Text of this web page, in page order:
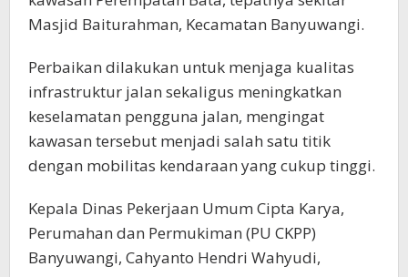
Masjid Baiturahman, Kecamatan Banyuwangi.
Perbaikan dilakukan untuk menjaga kualitas
infrastruktur jalan sekaligus meningkatkan
keselamatan pengguna jalan, mengingat
kawasan tersebut menjadi salah satu titik
dengan mobilitas kendaraan yang cukup tinggi.
Kepala Dinas Pekerjaan Umum Cipta Karya,
Perumahan dan Permukiman (PU CKPP)
Banyuwangi, Cahyanto Hendri Wahyudi,